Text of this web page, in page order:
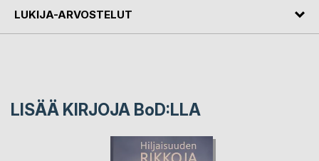
LUKIJA-ARVOSTELUT
LISÄÄ KIRJOJA BoD:LLA